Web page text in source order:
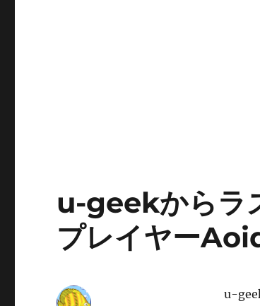
u-geekからラ
プレイヤー
u-